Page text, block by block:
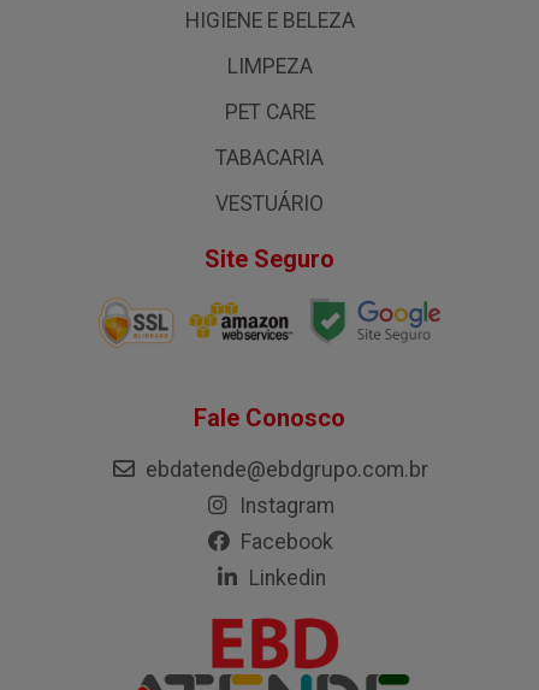
HIGIENE E BELEZA
LIMPEZA
PET CARE
TABACARIA
VESTUÁRIO
Site Seguro
Fale Conosco
ebdatende@ebdgrupo.com.br
Instagram
Facebook
Linkedin